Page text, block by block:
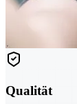
Qualität